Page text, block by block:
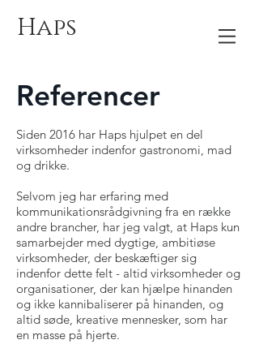
Haps
Referencer
Siden 2016 har Haps hjulpet en del
virksomheder indenfor gastronomi, mad
og drikke.
Selvom jeg har erfaring med
kommunikationsrådgivning fra en række
andre brancher, har jeg valgt, at Haps kun
samarbejder med dygtige, ambitiøse
virksomheder, der beskæftiger sig
indenfor dette felt - altid virksomheder og
organisationer, der kan hjælpe hinanden
og ikke kannibaliserer på hinanden, og
altid søde, kreative mennesker, som har
en masse på hjerte.